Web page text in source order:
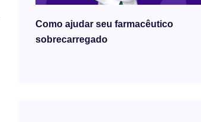
Como ajudar seu farmacêutico
sobrecarregado